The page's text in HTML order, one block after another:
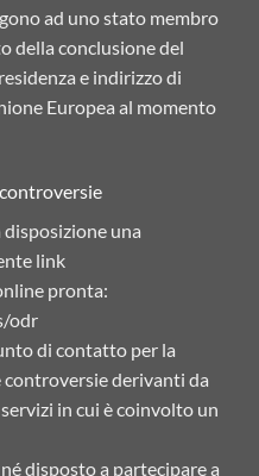
ad uno stato membro
della conclusione del
e indirizzo di
Europea al momento
disposizione una
link
pronta:
odr
di contatto per la
derivanti da
in cui è coinvolto un
disposto a partecipare a